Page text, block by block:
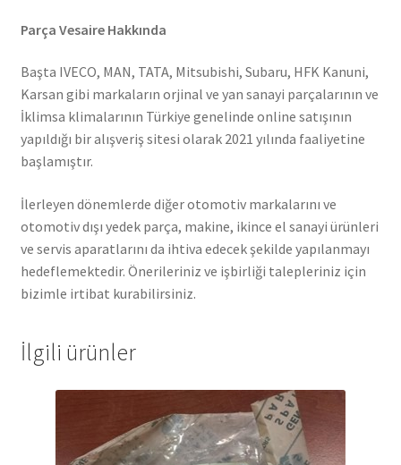
Parça Vesaire Hakkında
Başta IVECO, MAN, TATA, Mitsubishi, Subaru, HFK Kanuni,
Karsan gibi markaların orjinal ve yan sanayi parçalarının ve
İklimsa klimalarının Türkiye genelinde online satışının
yapıldığı bir alışveriş sitesi olarak 2021 yılında faaliyetine
başlamıştır.
İlerleyen dönemlerde diğer otomotiv markalarını ve
otomotiv dışı yedek parça, makine, ikince el sanayi ürünleri
ve servis aparatlarını da ihtiva edecek şekilde yapılanmayı
hedeflemektedir. Önerileriniz ve işbirliği talepleriniz için
bizimle irtibat kurabilirsiniz.
İlgili ürünler